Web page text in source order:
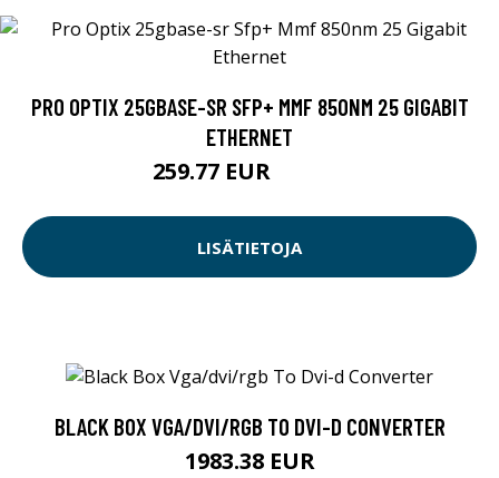
PRO OPTIX 25GBASE-SR SFP+ MMF 850NM 25 GIGABIT
ETHERNET
259.77 EUR
LISÄTIETOJA
BLACK BOX VGA/DVI/RGB TO DVI-D CONVERTER
1983.38 EUR